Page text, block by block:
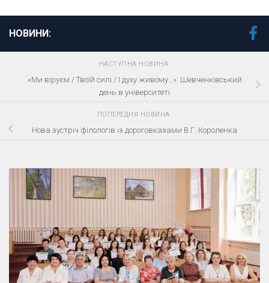
НОВИНИ:
НАСТУПНА НОВИНА
«Ми віруєм / Твоїй силі / І духу живому…»: Шевченківський
день в університеті
ПОПЕРЕДНЯ НОВИНА
Нова зустріч філологів із дороговказами В.Г. Короленка